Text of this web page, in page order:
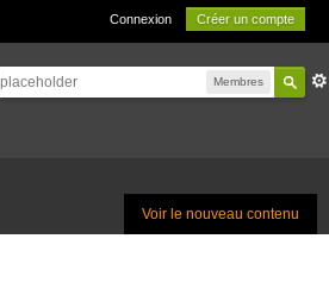
Connexion Créer un compte
Membres
Voir le nouveau contenu